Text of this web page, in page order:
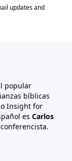
popular
bíblicas
Insight for
es Carlos